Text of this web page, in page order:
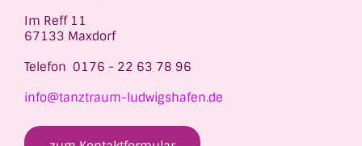
Im Reff 11
67133 Maxdorf
Telefon 0176 - 22 63 78 96
info@tanztraum-ludwigshafen.de